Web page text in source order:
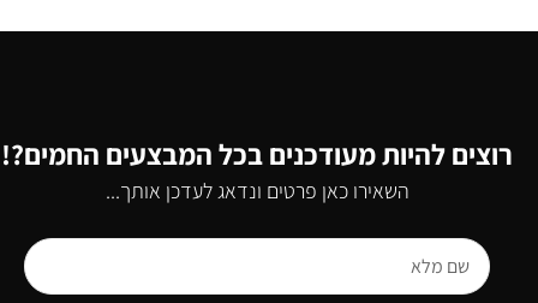
רוצים להיות מעודכנים בכל המבצעים החמים?!
השאירו כאן פרטים ונדאג לעדכן אותך...